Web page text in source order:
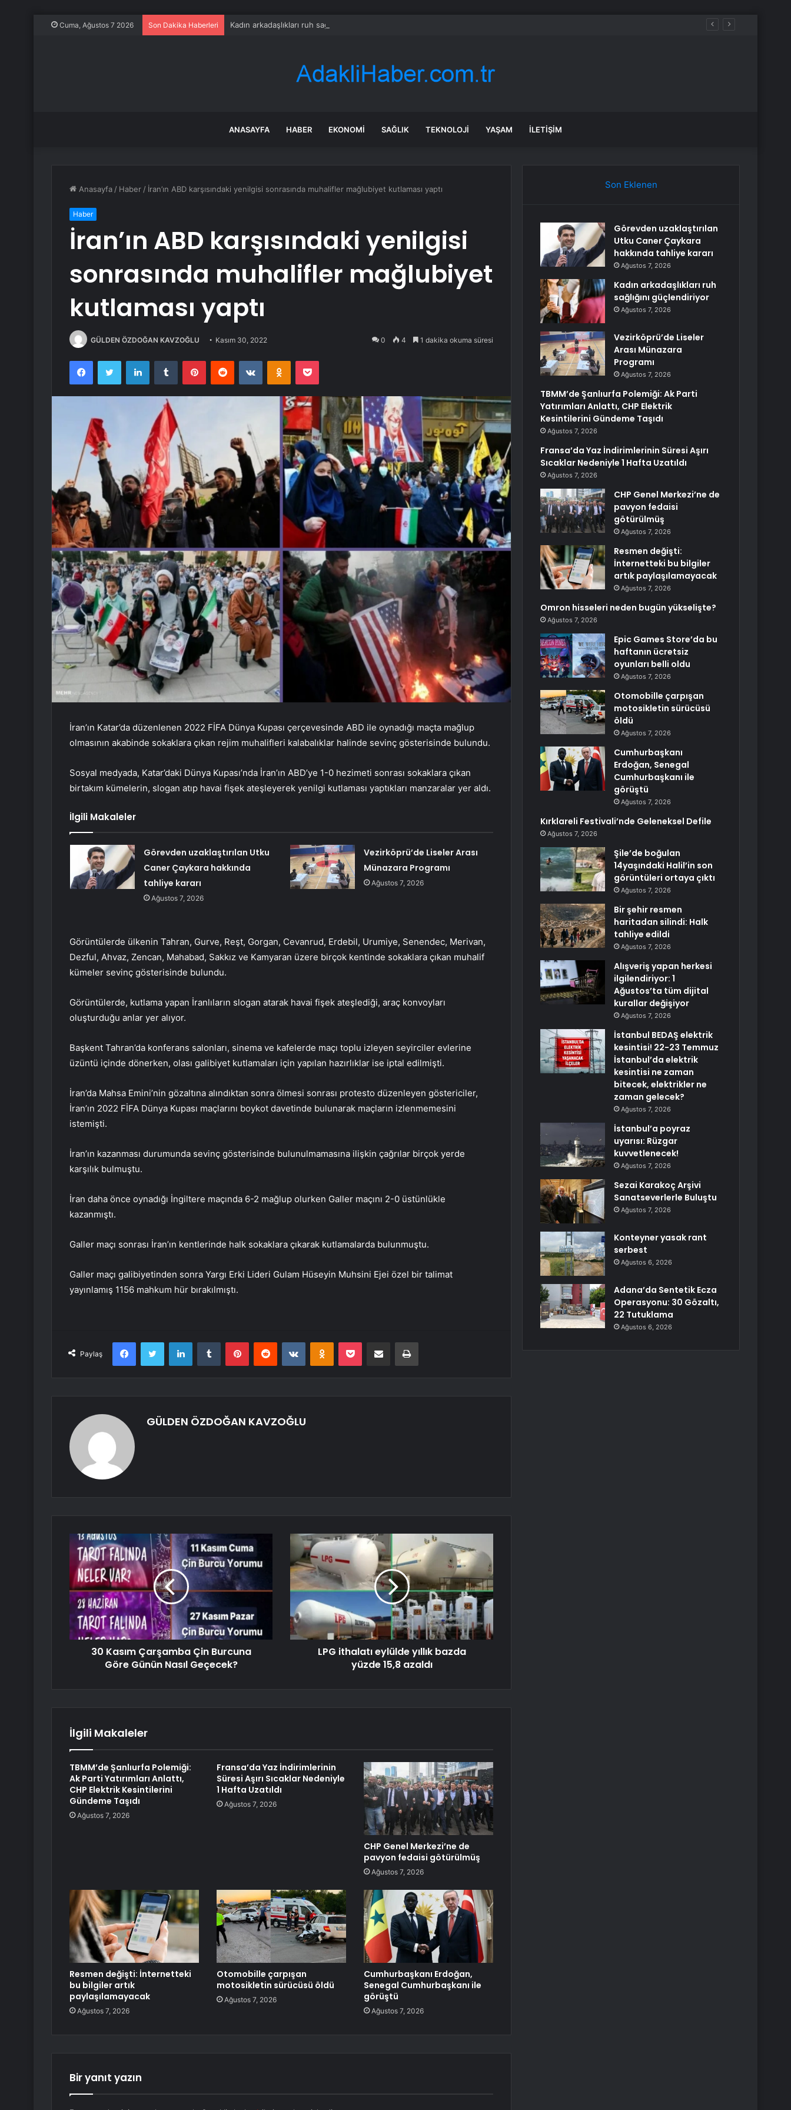
Cuma, Ağustos 7 2026 Son Dakika Haberleri Kadın arkadaşlıkları ruh sağlığını güçlendiriyor
ANASAYFA HABER EKONOMI SAĞLIK TEKNOLOJI YAŞAM İLETIŞIM
Anasayfa / Haber / İran’ın ABD karşısındaki yenilgisi sonrasında muhalifler mağlubiyet kutlaması yaptı
Haber
İran’ın ABD karşısındaki yenilgisi
sonrasında muhalifler mağlubiyet
kutlaması yaptı
GÜLDEN ÖZDOĞAN KAVZOĞLU Kasım 30, 2022 0 4 1 dakika okuma süresi
FacebookTwitter LinkedInTumblr PinterestReddit VKontakteOdnoklassniki
Pocket
İran’ın Katar’da düzenlenen 2022 FİFA Dünya Kupası çerçevesinde ABD ile oynadığı maçta mağlup
olmasının akabinde sokaklara çıkan rejim muhalifleri kalabalıklar halinde sevinç gösterisinde bulundu.
Sosyal medyada, Katar’daki Dünya Kupası’nda İran’ın ABD’ye 1-0 hezimeti sonrası sokaklara çıkan
birtakım kümelerin, slogan atıp havai fişek ateşleyerek yenilgi kutlaması yaptıkları manzaralar yer aldı.
İlgili Makaleler
Görevden uzaklaştırılan Utku
Caner Çaykara hakkında
tahliye kararı
Ağustos 7, 2026
Vezirköprü’de Liseler Arası
Münazara Programı
Ağustos 7, 2026
Görüntülerde ülkenin Tahran, Gurve, Reşt, Gorgan, Cevanrud, Erdebil, Urumiye, Senendec, Merivan,
Dezful, Ahvaz, Zencan, Mahabad, Sakkız ve Kamyaran üzere birçok kentinde sokaklara çıkan muhalif
kümeler sevinç gösterisinde bulundu.
Görüntülerde, kutlama yapan İranlıların slogan atarak havai fişek ateşlediği, araç konvoyları
oluşturduğu anlar yer alıyor.
Başkent Tahran’da konferans salonları, sinema ve kafelerde maçı toplu izleyen seyirciler evlerine
üzüntü içinde dönerken, olası galibiyet kutlamaları için yapılan hazırlıklar ise iptal edilmişti.
İran’da Mahsa Emini’nin gözaltına alındıktan sonra ölmesi sonrası protesto düzenleyen göstericiler,
İran’ın 2022 FİFA Dünya Kupası maçlarını boykot davetinde bulunarak maçların izlenmemesini
istemişti.
İran’ın kazanması durumunda sevinç gösterisinde bulunulmamasına ilişkin çağrılar birçok yerde
karşılık bulmuştu.
İran daha önce oynadığı İngiltere maçında 6-2 mağlup olurken Galler maçını 2-0 üstünlükle
kazanmıştı.
Galler maçı sonrası İran’ın kentlerinde halk sokaklara çıkarak kutlamalarda bulunmuştu.
Galler maçı galibiyetinden sonra Yargı Erki Lideri Gulam Hüseyin Muhsini Ejei özel bir talimat
yayınlamış 1156 mahkum hür bırakılmıştı.
Paylaş
FacebookTwitter LinkedInTumblr PinterestReddit VKontakteOdnoklassniki
Pocket E-Posta ile paylaş Yazdır
GÜLDEN ÖZDOĞAN KAVZOĞLU
30 Kasım Çarşamba Çin Burcuna
Göre Günün Nasıl Geçecek?
LPG ithalatı eylülde yıllık bazda
yüzde 15,8 azaldı
İlgili Makaleler
TBMM’de Şanlıurfa Polemiği:
Ak Parti Yatırımları Anlattı,
CHP Elektrik Kesintilerini
Gündeme Taşıdı
Ağustos 7, 2026
Fransa’da Yaz İndirimlerinin
Süresi Aşırı Sıcaklar Nedeniyle
1 Hafta Uzatıldı
Ağustos 7, 2026
CHP Genel Merkezi’ne de
pavyon fedaisi götürülmüş
Ağustos 7, 2026
Resmen değişti: İnternetteki
bu bilgiler artık
paylaşılamayacak
Ağustos 7, 2026
Otomobille çarpışan
motosikletin sürücüsü öldü
Ağustos 7, 2026
Cumhurbaşkanı Erdoğan,
Senegal Cumhurbaşkanı ile
görüştü
Ağustos 7, 2026
Bir yanıt yazın
Son Eklenen
Görevden uzaklaştırılan
Utku Caner Çaykara
hakkında tahliye kararı
Ağustos 7, 2026
Kadın arkadaşlıkları ruh
sağlığını güçlendiriyor
Ağustos 7, 2026
Vezirköprü’de Liseler
Arası Münazara
Programı
Ağustos 7, 2026
TBMM’de Şanlıurfa Polemiği: Ak Parti
Yatırımları Anlattı, CHP Elektrik
Kesintilerini Gündeme Taşıdı
Ağustos 7, 2026
Fransa’da Yaz İndirimlerinin Süresi Aşırı
Sıcaklar Nedeniyle 1 Hafta Uzatıldı
Ağustos 7, 2026
CHP Genel Merkezi’ne de
pavyon fedaisi
götürülmüş
Ağustos 7, 2026
Resmen değişti:
İnternetteki bu bilgiler
artık paylaşılamayacak
Ağustos 7, 2026
Omron hisseleri neden bugün yükselişte?
Ağustos 7, 2026
Epic Games Store’da bu
haftanın ücretsiz
oyunları belli oldu
Ağustos 7, 2026
Otomobille çarpışan
motosikletin sürücüsü
öldü
Ağustos 7, 2026
Cumhurbaşkanı
Erdoğan, Senegal
Cumhurbaşkanı ile
görüştü
Ağustos 7, 2026
Kırklareli Festivali’nde Geleneksel Defile
Ağustos 7, 2026
Şile’de boğulan
14yaşındaki Halil’in son
görüntüleri ortaya çıktı
Ağustos 7, 2026
Bir şehir resmen
haritadan silindi: Halk
tahliye edildi
Ağustos 7, 2026
Alışveriş yapan herkesi
ilgilendiriyor: 1
Ağustos’ta tüm dijital
kurallar değişiyor
Ağustos 7, 2026
İstanbul BEDAŞ elektrik
kesintisi! 22-23 Temmuz
İstanbul’da elektrik
kesintisi ne zaman
bitecek, elektrikler ne
zaman gelecek?
Ağustos 7, 2026
İstanbul’a poyraz
uyarısı: Rüzgar
kuvvetlenecek!
Ağustos 7, 2026
Sezai Karakoç Arşivi
Sanatseverlerle Buluştu
Ağustos 7, 2026
Konteyner yasak rant
serbest
Ağustos 6, 2026
Adana’da Sentetik Ecza
Operasyonu: 30 Gözaltı,
22 Tutuklama
Ağustos 6, 2026